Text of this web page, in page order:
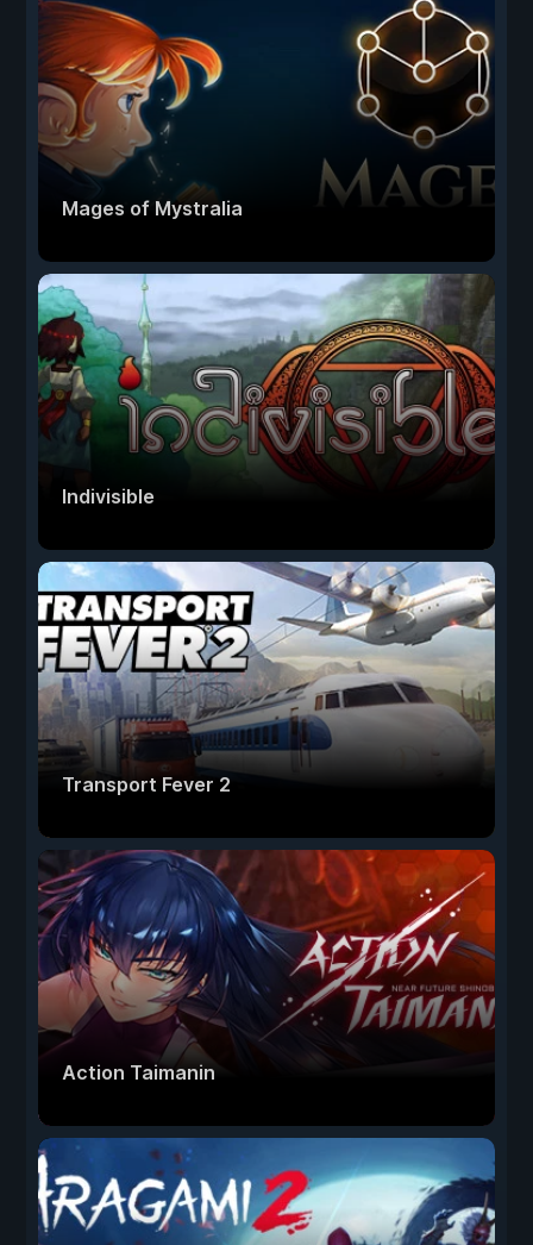
Mages of Mystralia
Indivisible
Transport Fever 2
Action Taimanin